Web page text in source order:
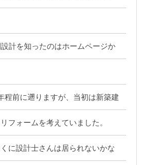
計を知ったのはホームページか
程前に遡りますが、当初は新築建
フォームを考えていました。
に設計士さんは居られないかな